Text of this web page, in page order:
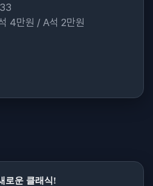
4만원 / A석 2만원
로운 클래식!